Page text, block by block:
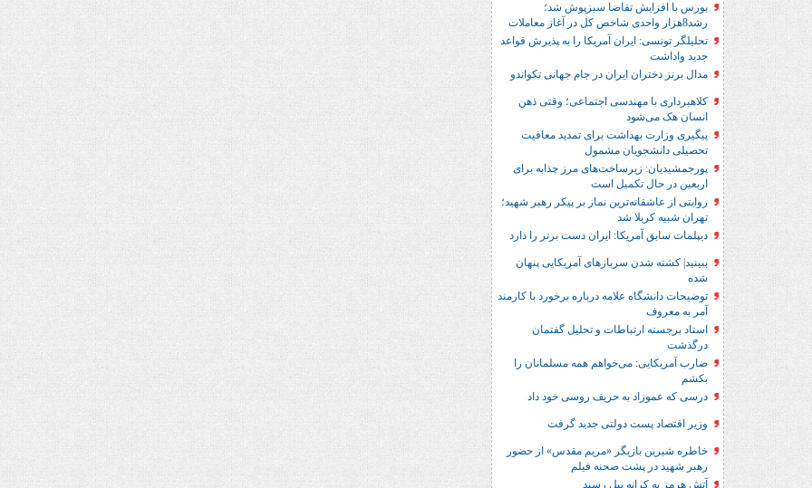
بورس با افزایش تقاضا سبزپوش شد؛
رشد8هزار واحدی شاخص کل در آغاز معاملات
تحلیلگر تونسی: ایران آمریکا را به پذیرش قواعد
جدید واداشت
مدال برنز دختران ایران در جام جهانی تکواندو
کلاهبرداری با مهندسی اجتماعی؛ وقتی ذهن
انسان هک می‌شود
پیگیری وزارت بهداشت برای تمدید معافیت
تحصیلی دانشجویان مشمول
پورجمشیدیان: زیرساخت‌های مرز چذابه برای
اربعین در حال تکمیل است
روایتی از عاشقانه‌ترین نماز بر پیکر رهبر شهید؛‌
تهران‌ شبیه کربلا شد
دیپلمات سابق آمریکا: ایران دست برتر را دارد
ببینید| کشته شدن سربازهای آمریکایی پنهان
شده
توضیحات دانشگاه علامه درباره برخورد با کارمند
آمر به معروف
استاد برجسته ارتباطات و تحلیل گفتمان
درگذشت
ضارب آمریکایی: می‌خواهم همه مسلمانان را
بکشم
درسی که عموزاد به حریف روسی خود داد
وزیر اقتصاد پست دولتی جدید گرفت
خاطره شیرین بازیگر «مریم مقدس» از حضور
رهبر شهید در پشت صحنه فیلم
آتش هرمز به کرانه نیل رسید
هفت باغ مهربانی